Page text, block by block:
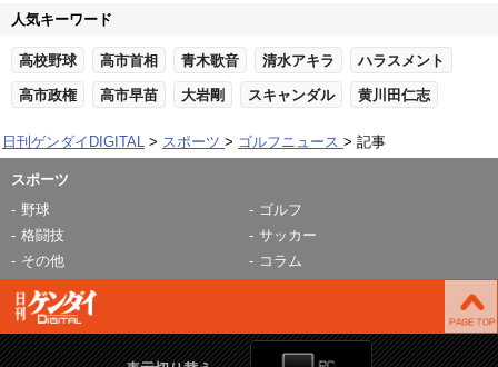
人気キーワード
高校野球 高市首相 青木歌音 清水アキラ ハラスメント
高市政権 高市早苗 大岩剛 スキャンダル 黄川田仁志
日刊ゲンダイDIGITAL スポーツ ゴルフニュース 記事
スポーツ
野球
ゴルフ
格闘技
サッカー
その他
コラム